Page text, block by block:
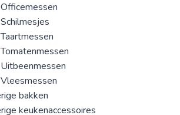
Officemessen
Schilmesjes
Taartmessen
Tomatenmessen
Uitbeenmessen
Vleesmessen
bakken
keukenaccessoires